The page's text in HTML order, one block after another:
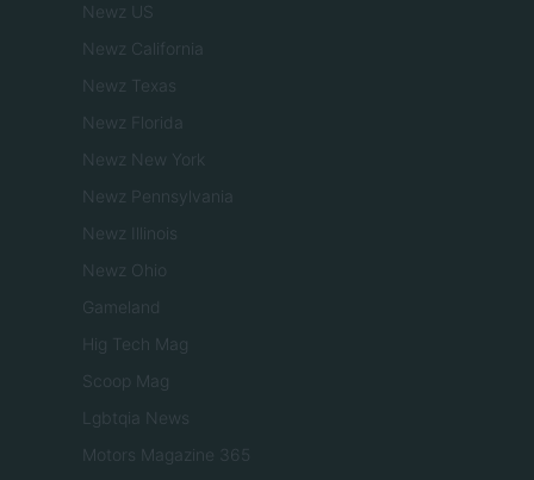
Newz US
Newz California
Newz Texas
Newz Florida
Newz New York
Newz Pennsylvania
Newz Illinois
Newz Ohio
Gameland
Hig Tech Mag
Scoop Mag
Lgbtqia News
Motors Magazine 365